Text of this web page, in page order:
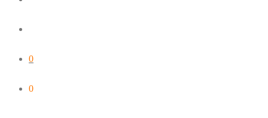
0
0